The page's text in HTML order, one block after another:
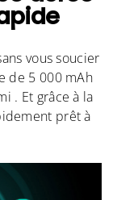
vous soucier
de 5 000 mAh
. Et grâce à la
prêt à